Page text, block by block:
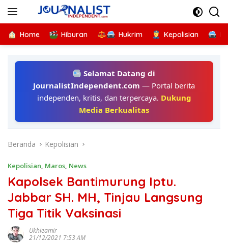
Home Hiburan Hukrim Kepolisian
Selamat Datang di
JournalistIndependent.com — Portal berita
independen, kritis, dan terpercaya. Dukung
Media Berkualitas
Beranda Kepolisian
Kepolisian, Maros, News
Kapolsek Bantimurung Iptu.
Jabbar SH. MH, Tinjau Langsung
Tiga Titik Vaksinasi
Ukhieamir
21/12/2021 7:53 AM